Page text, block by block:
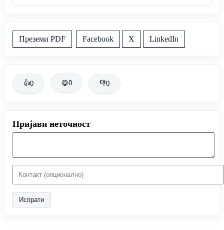
Преземи PDF Facebook X LinkedIn
👍0 😄0 👎0
Пријави неточност
Испрати